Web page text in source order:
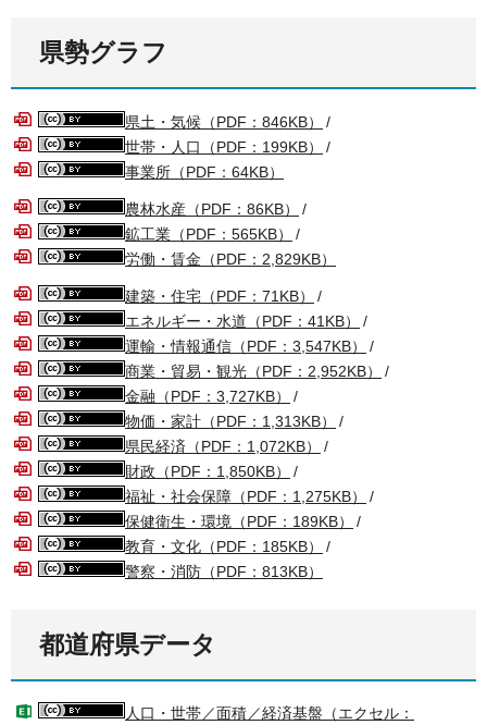
県勢グラフ
県土・気候（PDF：846KB）
/
世帯・人口（PDF：199KB）
/
事業所（PDF：64KB）
農林水産（PDF：86KB）
/
鉱工業（PDF：565KB）
/
労働・賃金（PDF：2,829KB）
建築・住宅（PDF：71KB）
/
エネルギー・水道（PDF：41KB）
/
運輸・情報通信（PDF：3,547KB）
/
商業・貿易・観光（PDF：2,952KB）
/
金融（PDF：3,727KB）
/
物価・家計（PDF：1,313KB）
/
県民経済（PDF：1,072KB）
/
財政（PDF：1,850KB）
/
福祉・社会保障（PDF：1,275KB）
/
保健衛生・環境（PDF：189KB）
/
教育・文化（PDF：185KB）
/
警察・消防（PDF：813KB）
都道府県データ
人口・世帯／面積／経済基盤（エクセル：